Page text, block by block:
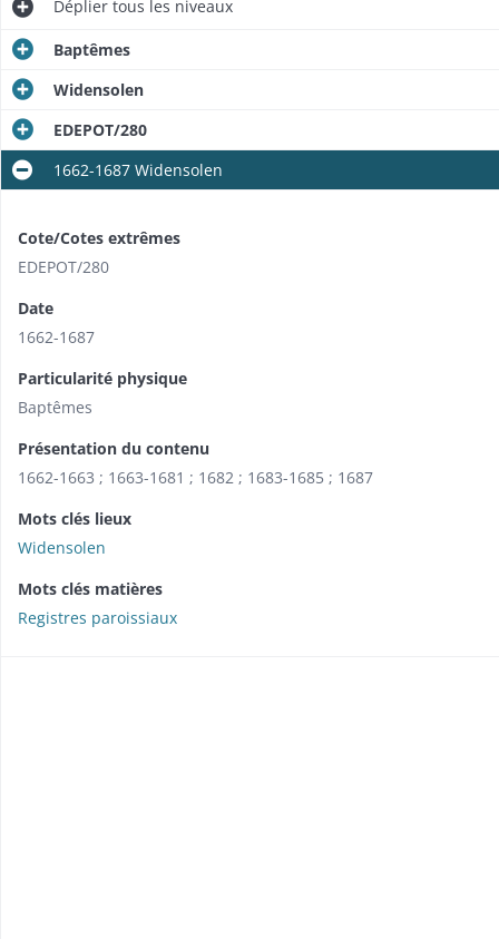
Déplier tous les niveaux
Baptêmes
Widensolen
EDEPOT/280
1662-1687 Widensolen
Cote/Cotes extrêmes
EDEPOT/280
Date
1662-1687
Particularité physique
Baptêmes
Présentation du contenu
1662-1663 ; 1663-1681 ; 1682 ; 1683-1685 ; 1687
Mots clés lieux
Widensolen
Mots clés matières
Registres paroissiaux